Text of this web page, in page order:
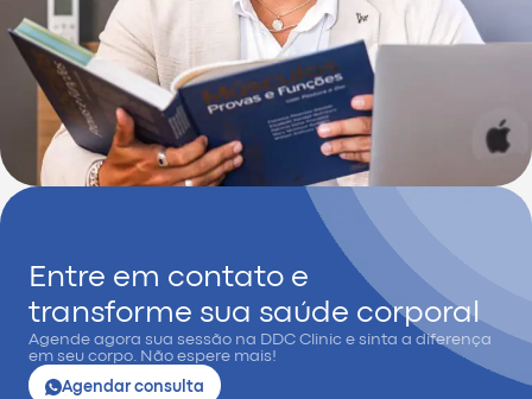
Entre em contato e
transforme sua saúde corporal
Agende agora sua sessão na DDC Clinic e sinta a diferença
em seu corpo. Não espere mais!
Agendar consulta